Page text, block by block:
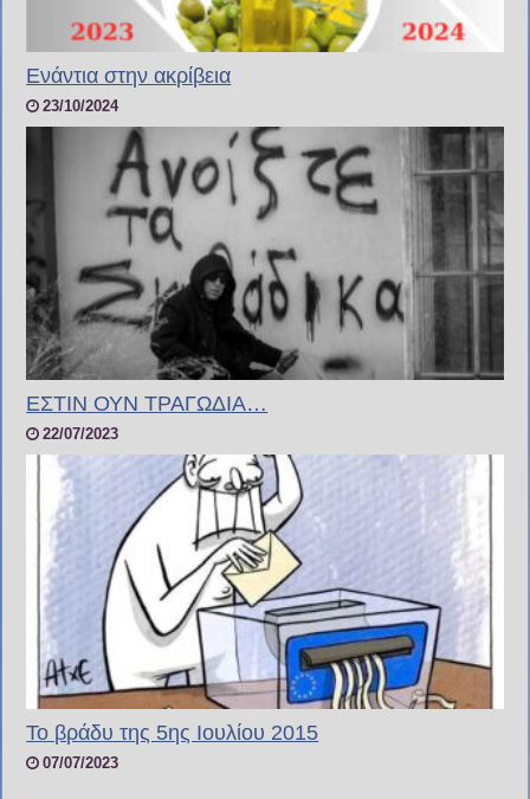
Ενάντια στην ακρίβεια
23/10/2024
ΕΣΤΙΝ ΟΥΝ ΤΡΑΓΩΔΙΑ…
22/07/2023
Το βράδυ της 5ης Ιουλίου 2015
07/07/2023